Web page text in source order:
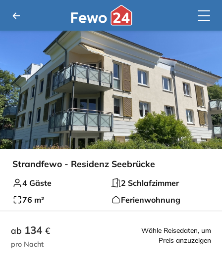
Strandfewo - Residenz Seebrücke
4 Gäste
2 Schlafzimmer
76 m²
Ferienwohnung
Wähle Reisedaten, um
Preis anzuzeigen
ab 134 €
pro Nacht